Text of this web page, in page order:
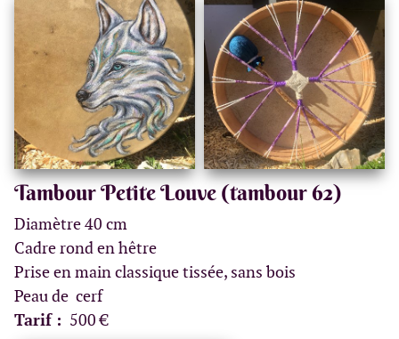
Tambour Petite Louve (tambour 62)
Diamètre 40 cm
Cadre rond en hêtre
Prise en main classique tissée, sans bois
Peau de cerf
Tarif : 500 €